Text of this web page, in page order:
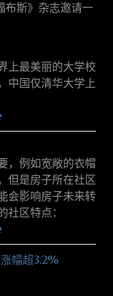
布斯》杂志邀请一
上最美丽的大学校
中国仅清华大学上
，例如宽敞的衣帽
但是房子所在社区
会影响房子未来转
区特点：
幅超3.2%